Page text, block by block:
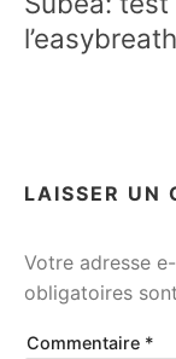
l’article
l’easybreath
LAISSER UN
Votre adresse
obligatoires
Commentaire *